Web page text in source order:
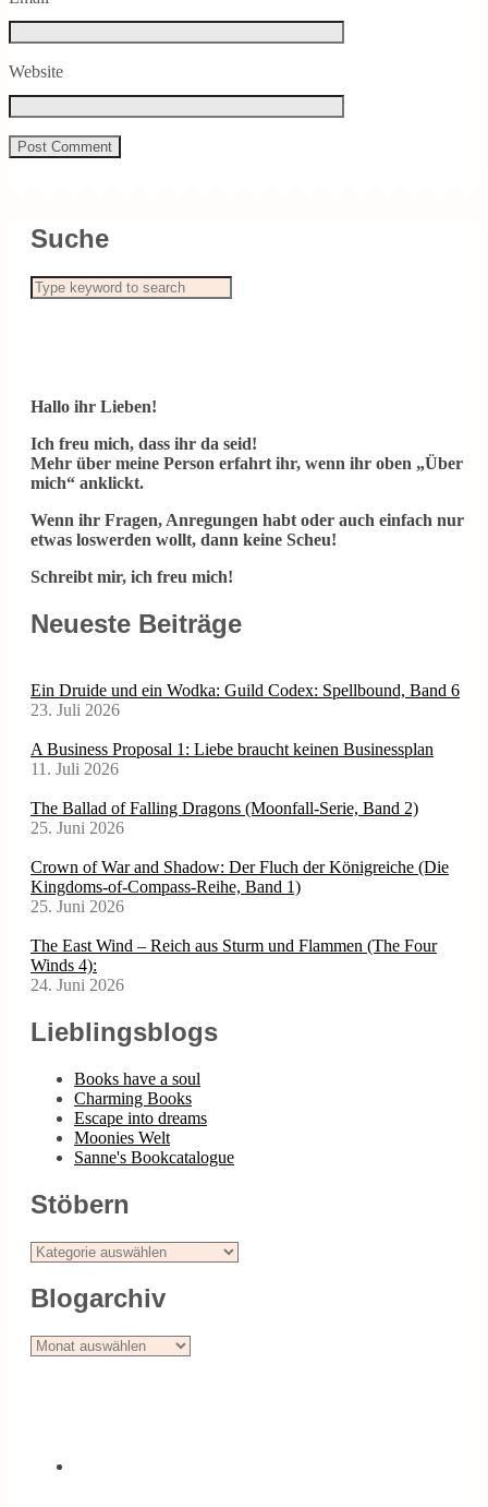
Website
Suche
Hallo ihr Lieben!
Ich freu mich, dass ihr da seid!
Mehr über meine Person erfahrt ihr, wenn ihr oben „Über
mich“ anklickt.
Wenn ihr Fragen, Anregungen habt oder auch einfach nur
etwas loswerden wollt, dann keine Scheu!
Schreibt mir, ich freu mich!
Neueste Beiträge
Ein Druide und ein Wodka: Guild Codex: Spellbound, Band 6
23. Juli 2026
A Business Proposal 1: Liebe braucht keinen Businessplan
11. Juli 2026
The Ballad of Falling Dragons (Moonfall-Serie, Band 2)
25. Juni 2026
Crown of War and Shadow: Der Fluch der Königreiche (Die
Kingdoms-of-Compass-Reihe, Band 1)
25. Juni 2026
The East Wind – Reich aus Sturm und Flammen (The Four
Winds 4):
24. Juni 2026
Lieblingsblogs
Books have a soul
Charming Books
Escape into dreams
Moonies Welt
Sanne's Bookcatalogue
Stöbern
Stöbern
Blogarchiv
Blogarchiv